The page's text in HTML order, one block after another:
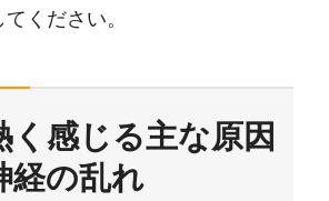
ください。
く感じる主な原因
経の乱れ